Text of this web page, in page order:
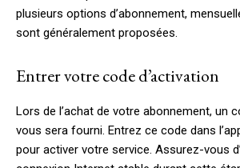
plusieurs options d’abonnement,
sont généralement proposées.
Entrer votre code d’activation
Lors de l’achat de votre abonnement, un
vous sera fourni. Entrez ce code dans
pour activer votre service. Assurez-vous